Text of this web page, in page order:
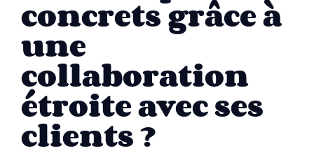
concrets grâce à
une
collaboration
étroite avec ses
clients ?